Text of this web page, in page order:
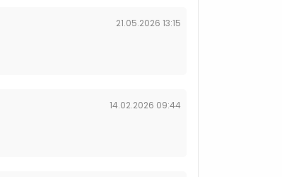
21.05.2026 13:15
14.02.2026 09:44